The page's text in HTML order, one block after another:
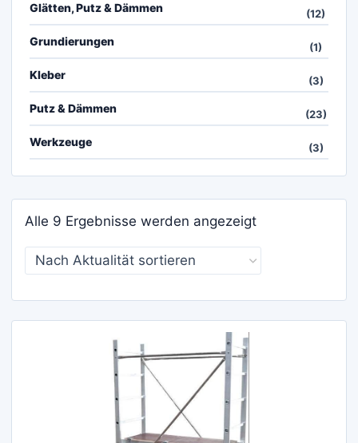
Glätten, Putz & Dämmen (12)
Grundierungen (1)
Kleber (3)
Putz & Dämmen (23)
Werkzeuge (3)
Alle 9 Ergebnisse werden angezeigtNach
sortiert